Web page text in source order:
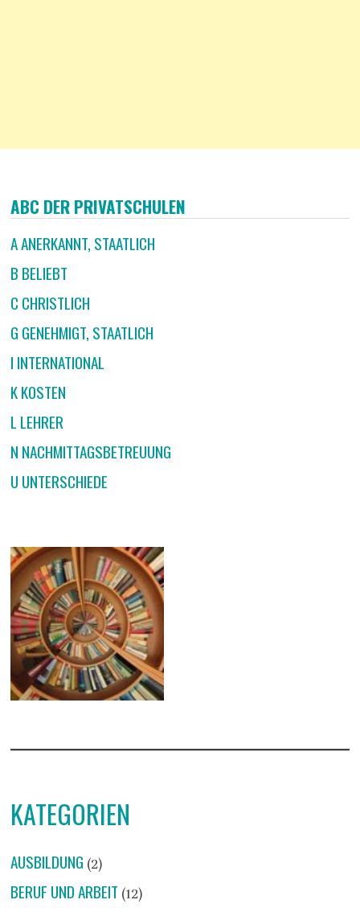
ABC DER PRIVATSCHULEN
A ANERKANNT, STAATLICH
B BELIEBT
C CHRISTLICH
G GENEHMIGT, STAATLICH
I INTERNATIONAL
K KOSTEN
L LEHRER
N NACHMITTAGSBETREUUNG
U UNTERSCHIEDE
KATEGORIEN
AUSBILDUNG (2)
BERUF UND ARBEIT (12)